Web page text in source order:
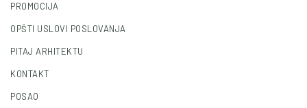
PROMOCIJA
OPŠTI USLOVI POSLOVANJA
PITAJ ARHITEKTU
KONTAKT
POSAO